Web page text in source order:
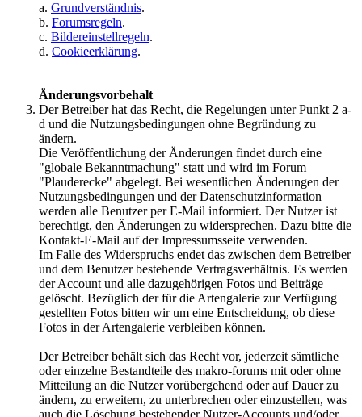
a. Grundverständnis.
b. Forumsregeln.
c. Bildereinstellregeln.
d. Cookieerklärung.
Änderungsvorbehalt
Der Betreiber hat das Recht, die Regelungen unter Punkt 2 a-
d und die Nutzungsbedingungen ohne Begründung zu
ändern.
Die Veröffentlichung der Änderungen findet durch eine
"globale Bekanntmachung" statt und wird im Forum
"Plauderecke" abgelegt. Bei wesentlichen Änderungen der
Nutzungsbedingungen und der Datenschutzinformation
werden alle Benutzer per E-Mail informiert. Der Nutzer ist
berechtigt, den Änderungen zu widersprechen. Dazu bitte die
Kontakt-E-Mail auf der Impressumsseite verwenden.
Im Falle des Widerspruchs endet das zwischen dem Betreiber
und dem Benutzer bestehende Vertragsverhältnis. Es werden
der Account und alle dazugehörigen Fotos und Beiträge
gelöscht. Bezüglich der für die Artengalerie zur Verfügung
gestellten Fotos bitten wir um eine Entscheidung, ob diese
Fotos in der Artengalerie verbleiben können.
Der Betreiber behält sich das Recht vor, jederzeit sämtliche
oder einzelne Bestandteile des makro-forums mit oder ohne
Mitteilung an die Nutzer vorübergehend oder auf Dauer zu
ändern, zu erweitern, zu unterbrechen oder einzustellen, was